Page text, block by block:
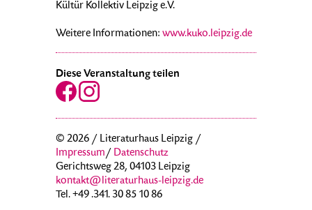
Kültür Kollektiv Leipzig e.V.
Weitere Informationen: www.kuko.leipzig.de
Diese Veranstaltung teilen
© 2026 / Literaturhaus Leipzig /
Impressum/ Datenschutz
Gerichtsweg 28, 04103 Leipzig
kontakt@literaturhaus-leipzig.de
Tel. +49 .341. 30 85 10 86